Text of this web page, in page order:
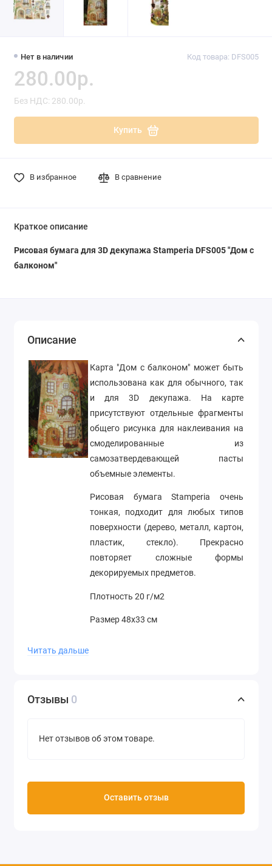
Нет в наличии Код товара: DFS005
280.00р.
Без НДС: 280.00р.
Купить
В избранное В сравнение
Краткое описание
Рисовая бумага для 3D декупажа Stamperia DFS005 "Дом с
балконом"
Описание
Карта "Дом с балконом" может быть
использована как для обычного, так
и для 3D декупажа. На карте
присутствуют отдельные фрагменты
общего рисунка для наклеивания на
смоделированные из
самозатвердевающей пасты
объемные элементы.
Рисовая бумага Stamperia очень
тонкая, подходит для любых типов
поверхности (дерево, металл, картон,
пластик, стекло). Прекрасно
повторяет сложные формы
декорируемых предметов.
Плотность 20 г/м2
Размер 48х33 см
Читать дальше
Отзывы 0
Нет отзывов об этом товаре.
Оставить отзыв